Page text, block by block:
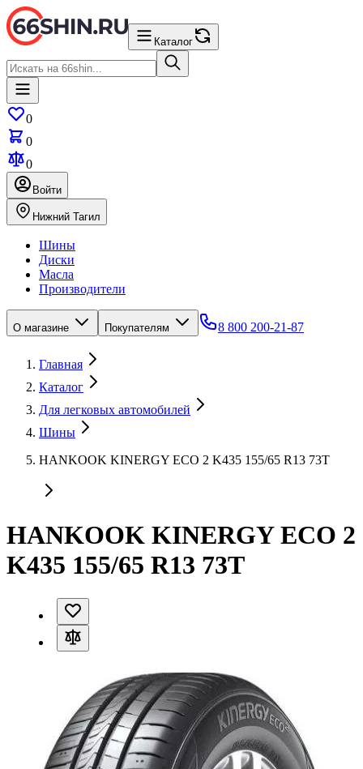
Каталог
0
0
0
Войти
Нижний Тагил
Шины
Диски
Масла
Производители
О магазине Покупателям 8 800 200-21-87
Главная
Каталог
Для легковых автомобилей
Шины
HANKOOK KINERGY ECO 2 K435 155/65 R13 73T
HANKOOK KINERGY ECO 2
K435 155/65 R13 73T